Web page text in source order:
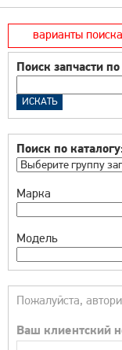
варианты
Поиск запчасти
Поиск по
Марка
Модель
Пожалуйста,
Ваш клиентский